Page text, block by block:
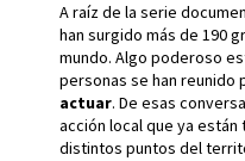
A raíz de la serie
han surgido más de 190
mundo. Algo poderoso
personas se han
actuar. De esas
acción local que ya
distintos puntos del